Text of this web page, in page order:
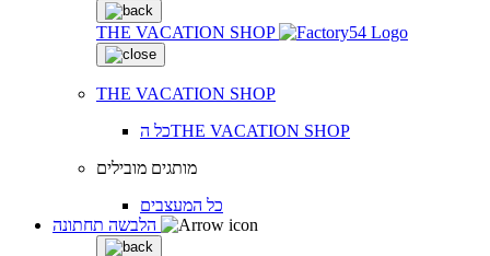
THE VACATION SHOP
THE VACATION SHOP
כל הTHE VACATION SHOP
מותגים מובילים
כל המעצבים